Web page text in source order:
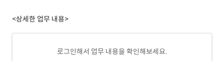
<상세한 업무 내용>
로그인해서 업무 내용을 확인해보세요.